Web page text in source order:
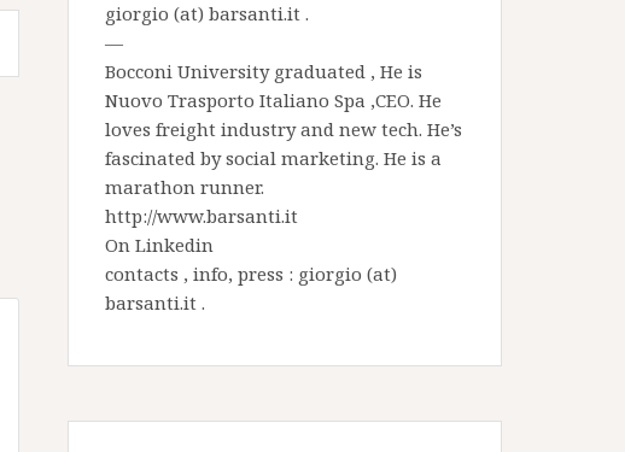
giorgio (at) barsanti.it .
—
Bocconi University graduated , He is
Nuovo Trasporto Italiano Spa ,CEO. He
loves freight industry and new tech. He’s
fascinated by social marketing. He is a
marathon runner.
http://www.barsanti.it
On Linkedin
contacts , info, press : giorgio (at)
barsanti.it .